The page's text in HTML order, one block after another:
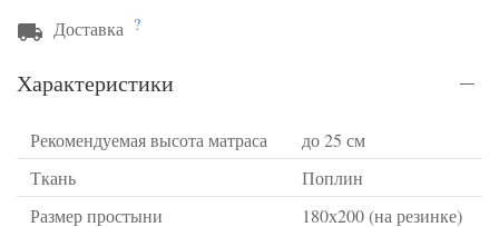
Доставка ?
Характеристики
Рекомендуемая высота матраса
до 25 см
Ткань
Поплин
Размер простыни
180х200 (на резинке)